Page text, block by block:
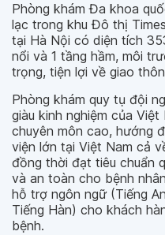
Phòng khám Đa khoa
lạc trong khu Đô thị
tại Hà Nội có diện tích
nổi và 1 tầng hầm, môi
trọng, tiện lợi về giao
Phòng khám quy tụ đội
giàu kinh nghiệm của
chuyên môn cao, hướng
viện lớn tại Việt Nam cả
đồng thời đạt tiêu chuẩn
và an toàn cho bệnh
hỗ trợ ngôn ngữ (Tiếng
Tiếng Hàn) cho khách
bệnh.